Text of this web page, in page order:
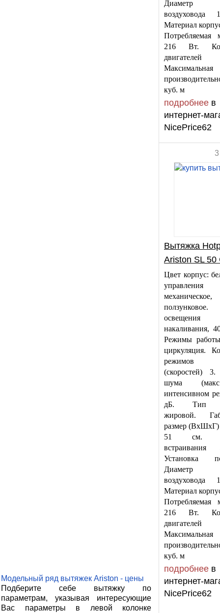
Диаметр
Материал
Потребляемая
216 Вт.
Максимальная
куб. м
подробнее в
интернет-
NicePrice62
Вытяжка
Ariston SL 50
Цвет корпус:
управления
механическое,
освещения
накаливания,
Режимы
циркуляция.
режимов
(скоростей) 3.
шума
интенсивном
дБ. Тип
жировой.
размер (ВхШхГ)
51 см.
Установка
Диаметр
Материал
Потребляемая
216 Вт.
Максимальная
куб. м
подробнее в
интернет-
NicePrice62
Модельный ряд вытяжек Ariston - цены
Подберите себе вытяжку по
параметрам, указывая интересующие
Вас параметры в левой колонке